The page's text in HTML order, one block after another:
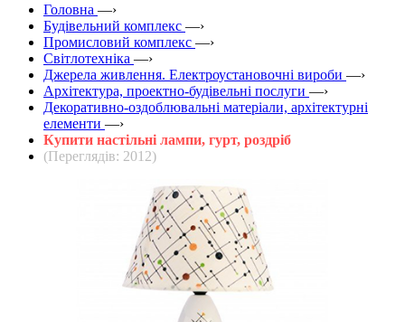
Головна —›
Будівельний комплекс —›
Промисловий комплекс —›
Світлотехніка —›
Джерела живлення. Електроустановочні вироби —›
Архітектура, проектно-будівельні послуги —›
Декоративно-оздоблювальні матеріали, архітектурні
елементи —›
Купити настільні лампи, гурт, роздріб
(Переглядів: 2012)